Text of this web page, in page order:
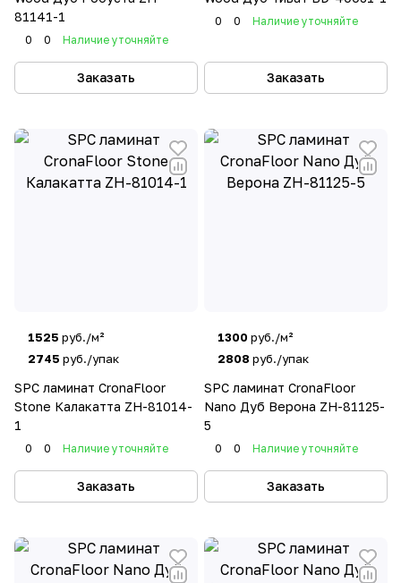
81141-1
0 0 Наличие уточняйте
Заказать
0 0 Наличие уточняйте
Заказать
1525 руб./м²
2745 руб./упак
SPC ламинат CronaFloor
Stone Калакатта ZH-81014-
1
0 0 Наличие уточняйте
Заказать
1300 руб./м²
2808 руб./упак
SPC ламинат CronaFloor
Nano Дуб Верона ZH-81125-
5
0 0 Наличие уточняйте
Заказать